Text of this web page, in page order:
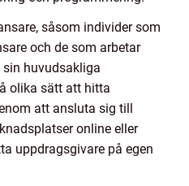
såsom individer som
och de som arbetar
huvudsakliga
olika sätt att hitta
att ansluta sig till
online eller
uppdragsgivare på egen